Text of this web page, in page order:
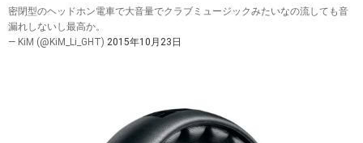
密閉型のヘッドホン電車で大音量でクラブミュージックみたいなの流しても音
漏れしないし最高か。
— KiM (@KiM_Li_GHT) 2015年10月23日